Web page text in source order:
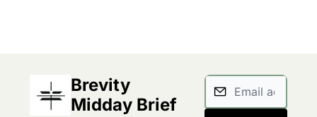
Brevity
Midday Brief